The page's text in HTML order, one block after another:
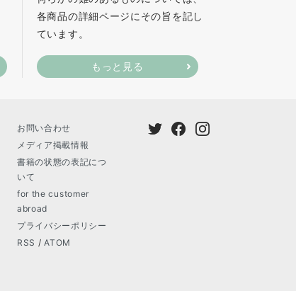
各商品の詳細ページにその旨を記し
ています。
もっと見る
お問い合わせ
メディア掲載情報
書籍の状態の表記につ
いて
for the customer
abroad
プライバシーポリシー
RSS /ATOM